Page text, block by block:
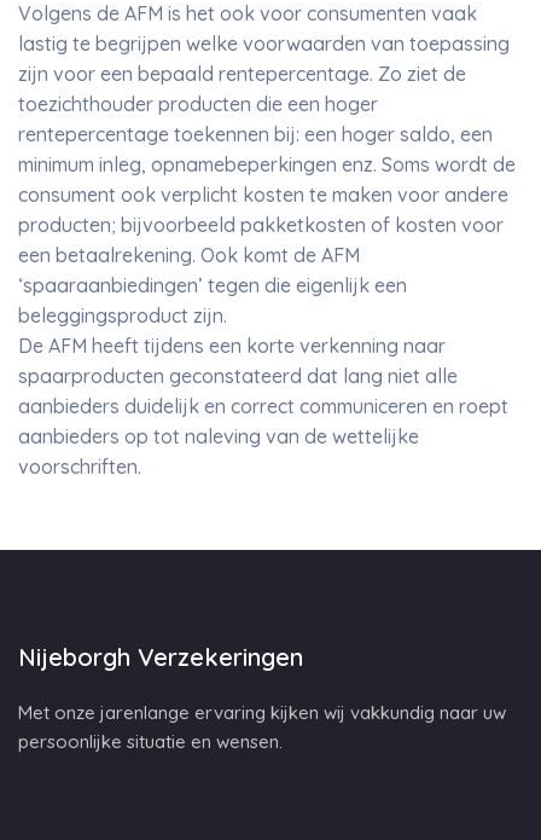
Volgens de AFM is het ook voor consumenten vaak
lastig te begrijpen welke voorwaarden van toepassing
zijn voor een bepaald rentepercentage. Zo ziet de
toezichthouder producten die een hoger
rentepercentage toekennen bij: een hoger saldo, een
minimum inleg, opnamebeperkingen enz. Soms wordt de
consument ook verplicht kosten te maken voor andere
producten; bijvoorbeeld pakketkosten of kosten voor
een betaalrekening. Ook komt de AFM
‘spaaraanbiedingen’ tegen die eigenlijk een
beleggingsproduct zijn.
De AFM heeft tijdens een korte verkenning naar
spaarproducten geconstateerd dat lang niet alle
aanbieders duidelijk en correct communiceren en roept
aanbieders op tot naleving van de wettelijke
voorschriften.
Nijeborgh Verzekeringen
Met onze jarenlange ervaring kijken wij vakkundig naar uw
persoonlijke situatie en wensen.